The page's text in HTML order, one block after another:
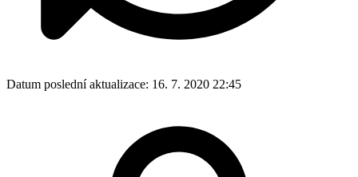
Datum poslední aktualizace: 16. 7. 2020 22:45